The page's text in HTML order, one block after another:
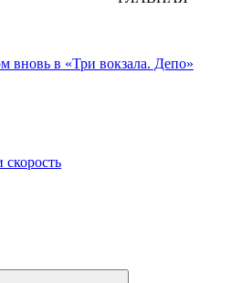
вновь в «Три вокзала. Депо»
скорость